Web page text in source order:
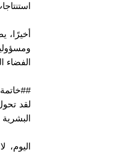
أخيرًا،
الفضاء
لقد